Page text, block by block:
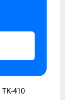
TK-410